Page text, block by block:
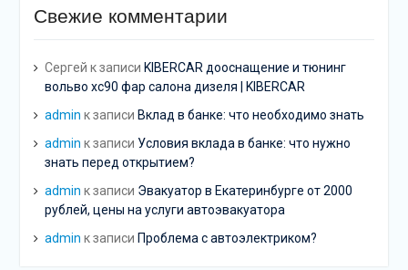
Свежие комментарии
Сергей к записи KIBERCAR дооснащение и тюнинг
вольво хс90 фар салона дизеля | KIBERCAR
admin к записи Вклад в банке: что необходимо знать
admin к записи Условия вклада в банке: что нужно
знать перед открытием?
admin к записи Эвакуатор в Екатеринбурге от 2000
рублей, цены на услуги автоэвакуатора
admin к записи Проблема с автоэлектриком?